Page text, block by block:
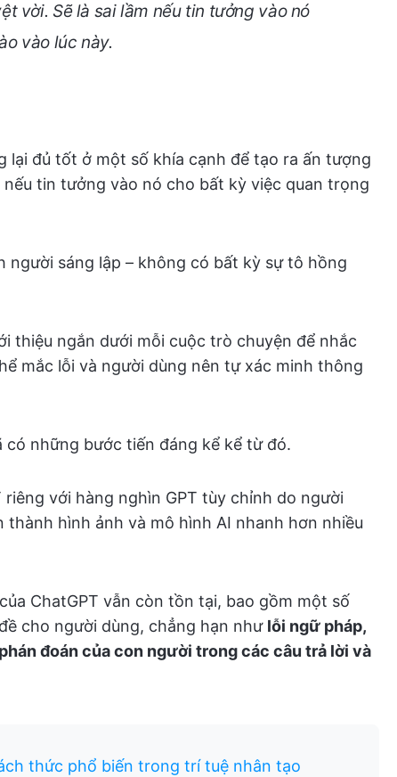
vời. Sẽ là sai lầm nếu tin tưởng vào nó
vào lúc này.
lại đủ tốt ở một số khía cạnh để tạo ra ấn tượng
nếu tin tưởng vào nó cho bất kỳ việc quan trọng
người sáng lập – không có bất kỳ sự tô hồng
thiệu ngắn dưới mỗi cuộc trò chuyện để nhắc
mắc lỗi và người dùng nên tự xác minh thông
có những bước tiến đáng kể kể từ đó.
riêng với hàng nghìn GPT tùy chỉnh do người
hình ảnh và mô hình AI nhanh hơn nhiều
ChatGPT vẫn còn tồn tại, bao gồm một số
cho người dùng, chẳng hạn như lỗi ngữ pháp,
đoán của con người trong các câu trả lời và
thức phổ biến trong trí tuệ nhân tạo